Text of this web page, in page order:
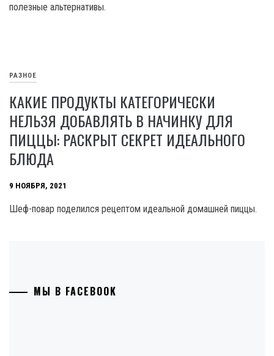
полезные альтернативы.
РАЗНОЕ
КАКИЕ ПРОДУКТЫ КАТЕГОРИЧЕСКИ
НЕЛЬЗЯ ДОБАВЛЯТЬ В НАЧИНКУ ДЛЯ
ПИЦЦЫ: РАСКРЫТ СЕКРЕТ ИДЕАЛЬНОГО
БЛЮДА
9 НОЯБРЯ, 2021
Шеф-повар поделился рецептом идеальной домашней пиццы.
МЫ В FACEBOOK